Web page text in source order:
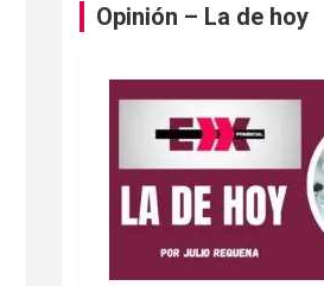
Opinión – La de hoy